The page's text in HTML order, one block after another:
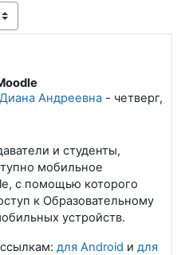
Андреевна - четверг,
и студенты,
мобильное
с помощью которого
к Образовательному
устройств.
для Android и для